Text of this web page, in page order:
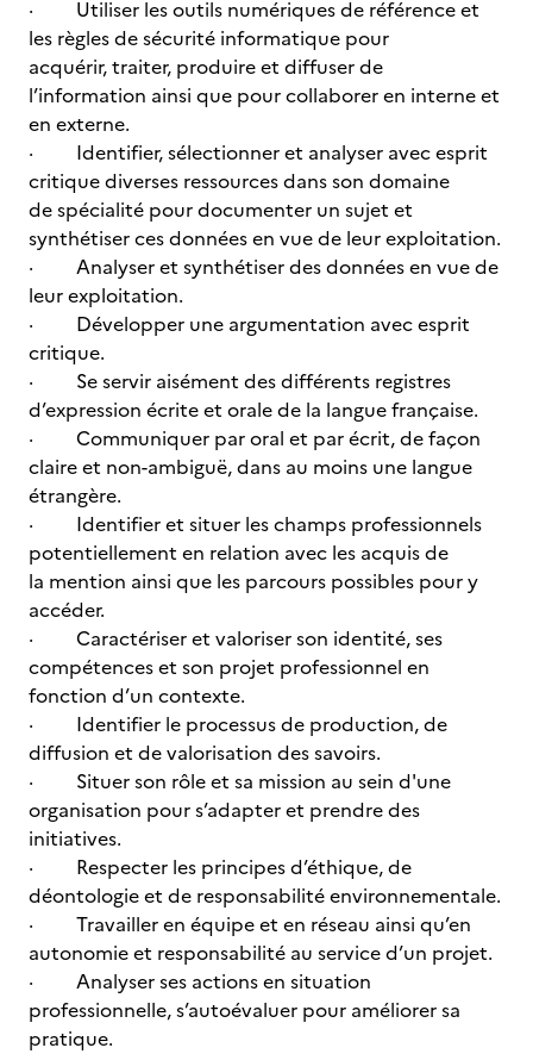
· Utiliser les outils numériques de référence et
les règles de sécurité informatique pour
acquérir, traiter, produire et diffuser de
l’information ainsi que pour collaborer en interne et
en externe.
· Identifier, sélectionner et analyser avec esprit
critique diverses ressources dans son domaine
de spécialité pour documenter un sujet et
synthétiser ces données en vue de leur exploitation.
· Analyser et synthétiser des données en vue de
leur exploitation.
· Développer une argumentation avec esprit
critique.
· Se servir aisément des différents registres
d’expression écrite et orale de la langue française.
· Communiquer par oral et par écrit, de façon
claire et non-ambiguë, dans au moins une langue
étrangère.
· Identifier et situer les champs professionnels
potentiellement en relation avec les acquis de
la mention ainsi que les parcours possibles pour y
accéder.
· Caractériser et valoriser son identité, ses
compétences et son projet professionnel en
fonction d’un contexte.
· Identifier le processus de production, de
diffusion et de valorisation des savoirs.
· Situer son rôle et sa mission au sein d'une
organisation pour s’adapter et prendre des
initiatives.
· Respecter les principes d’éthique, de
déontologie et de responsabilité environnementale.
· Travailler en équipe et en réseau ainsi qu’en
autonomie et responsabilité au service d’un projet.
· Analyser ses actions en situation
professionnelle, s’autoévaluer pour améliorer sa
pratique.